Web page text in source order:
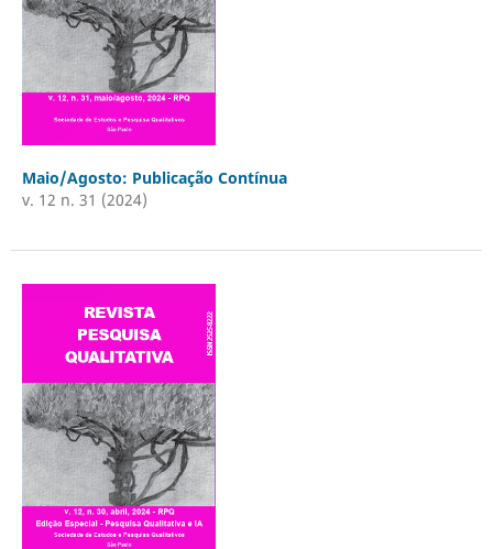
Maio/Agosto: Publicação Contínua
v. 12 n. 31 (2024)